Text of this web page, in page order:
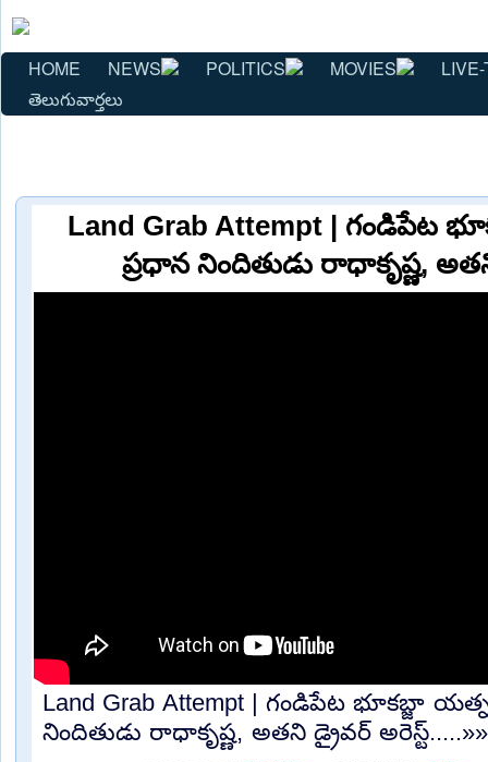
HOME NEWS POLITICS MOVIES
తెలుగువార్తలు
Land Grab Attempt | గండిపేట
ప్రధాన నిందితుడు రాధాకృష్ణ,
Land Grab Attempt | గండిపేట భూకబ్జా
నిందితుడు రాధాకృష్ణ, అతని డ్రైవర్ అరెస్ట్.....»»